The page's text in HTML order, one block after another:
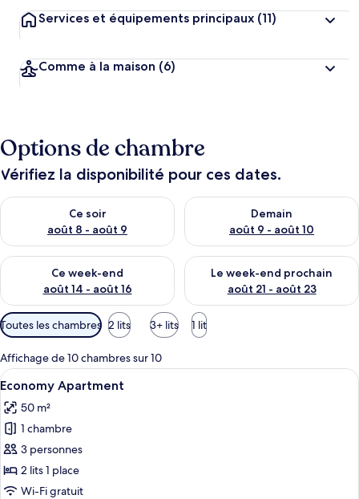
Services et équipements principaux (11)
Comme à la maison (6)
Options de chambre
Vérifiez la disponibilité pour ces dates.
Ce soir
août 8 - août 9
Vérifier la disponibilité pour ce soir août 8 - août 9
Demain
août 9 - août 10
Vérifier la disponibilité pour
Ce week-end
août 14 - août 16
Vérifier la disponibilité pour ce week-end août 14 - août 16
Le week-end prochain
août 21 - août 23
Vérifier la disponibilité pour
Filtres
disponibles
pour
les
chambres
Toutes les chambres 2 lits 3+ lits 1 lit
Affichage de 10 chambres sur 10
Afficher
toutes
les
photos
pour
ce
type
Une chambre d’hôtel moderne
4
Economy Apartment
50 m²
1 chambre
3 personnes
2 lits 1 place
Wi-Fi gratuit